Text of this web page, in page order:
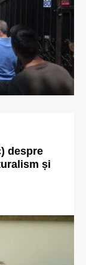
despre
și